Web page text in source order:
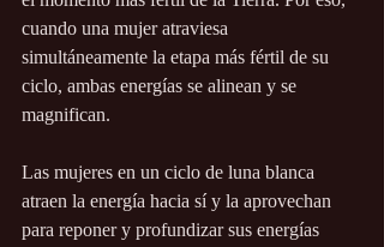
cuando una mujer atraviesa
simultáneamente la etapa más fértil de su
ciclo, ambas energías se alinean y se
magnifican.
Las mujeres en un ciclo de luna blanca
atraen la energía hacia sí y la aprovechan
para reponer y profundizar sus energías